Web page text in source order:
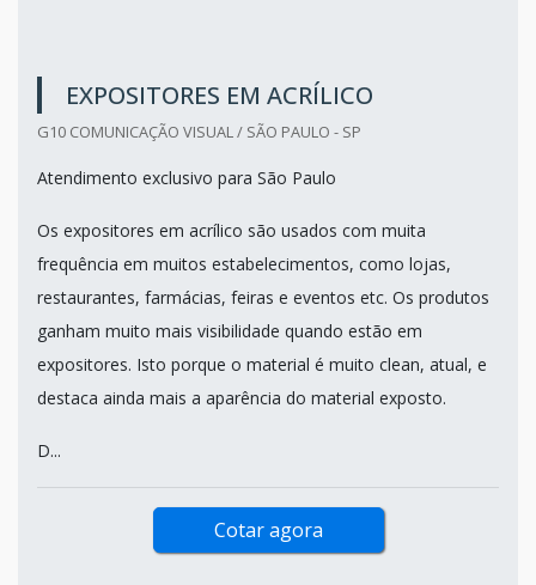
EXPOSITORES EM ACRÍLICO
G10 COMUNICAÇÃO VISUAL / SÃO PAULO - SP
Atendimento exclusivo para São Paulo
Os expositores em acrílico são usados com muita
frequência em muitos estabelecimentos, como lojas,
restaurantes, farmácias, feiras e eventos etc. Os produtos
ganham muito mais visibilidade quando estão em
expositores. Isto porque o material é muito clean, atual, e
destaca ainda mais a aparência do material exposto.
D...
Cotar agora